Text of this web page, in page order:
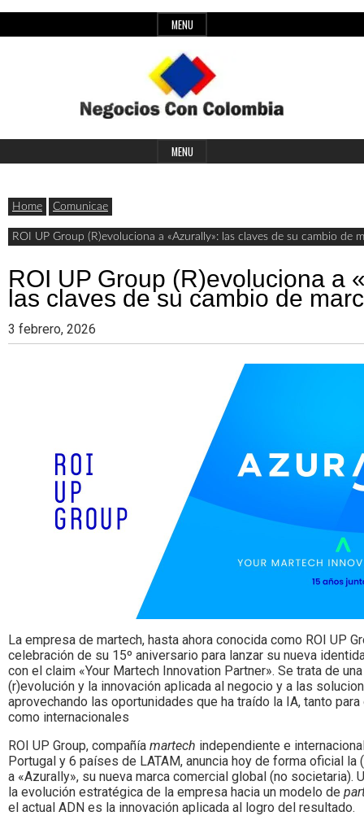
to
MENU
Negocios
con
Colombia
Últimas
noticias,
comunicados
y
de
negocios
con
Header
MENU
Home Comunicae
ROI UP Group (R)evoluciona a «Azurally»: las claves de su cambio de
ROI UP Group (R)evoluciona a
las claves de su cambio de
3 febrero, 2026
La empresa de martech, hasta ahora conocida como ROI UP
celebración de su 15º aniversario para lanzar su nueva
con el claim «Your Martech Innovation Partner». Se trata de
(r)evolución y la innovación aplicada al negocio y a las
aprovechando las oportunidades que ha traído la IA, tanto
como internacionales
ROI UP Group, compañía martech independiente e
Portugal y 6 países de LATAM, anuncia hoy de forma oficial la
a «Azurally», su nueva marca comercial global (no societaria).
la evolución estratégica de la empresa hacia un modelo de
el actual ADN es la innovación aplicada al logro del resultado.